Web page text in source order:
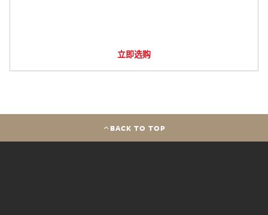
立即选购
BACK TO TOP